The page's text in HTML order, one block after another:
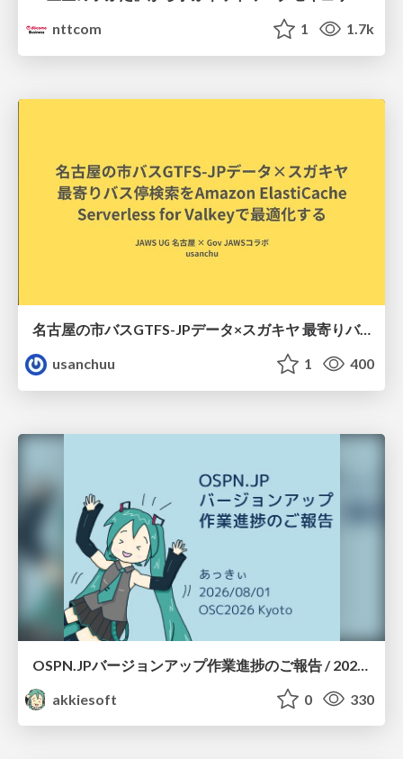
nttcom
1 1.7k
名古屋の市バスGTFS-JPデータ×スガキヤ 最寄りバス停検索をAmazon ElastiCache Serverless for Valkeyで最適化する
usanchuu
1 400
akkiesoft
0 330